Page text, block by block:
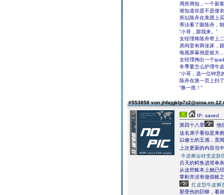
周所周知，一个新
谁知道你是不是便
所以陈舟在美团上
蒂法看了眼陈舟，
“小哥，跟我来。”
女经理将陈舟带上
房间里有两张床，
电视屏幕倒是挺大
女经理掏出一个
冬季要怎么护理牛
“小哥，选一位钟意
陈舟在第一页上扫
“换一批！”
#553858 von jhfajgklp7z2@sina.cn
IP: saved
第四十八章
他
这名弟子看似是来
以修士的五感，竟
上次更新的内容当
牛皮癣会转变皮肤
吕天的鳄鱼进塔单
从这些账本上她已
掌柜并没有做假账
红皮型牛皮癣
那受伤的巨蟒，看